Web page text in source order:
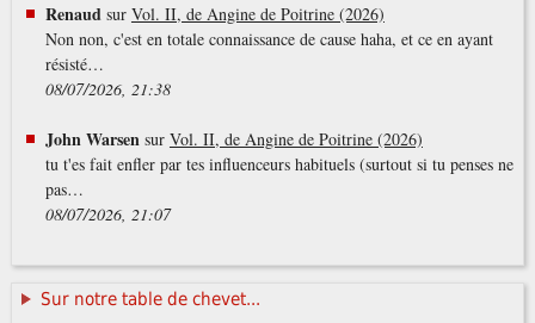
Renaudsur Vol. II, de Angine de Poitrine (2026)
Non non, c'est en totale connaissance de cause haha, et ce en ayant
résisté…
08/07/2026, 21:38
John Warsensur Vol. II, de Angine de Poitrine (2026)
tu t'es fait enfler par tes influenceurs habituels (surtout si tu penses ne
pas…
08/07/2026, 21:07
Sur notre table de chevet...